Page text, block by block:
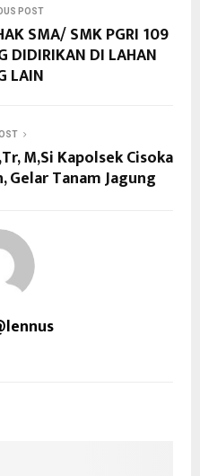
POST
SMA/ SMK PGRI 109
DIDIRIKAN DI LAHAN
LAIN
M,Si Kapolsek Cisoka
Gelar Tanam Jagung